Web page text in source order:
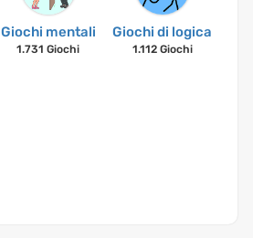
Giochi mentali
1.731 Giochi
Giochi di logica
1.112 Giochi